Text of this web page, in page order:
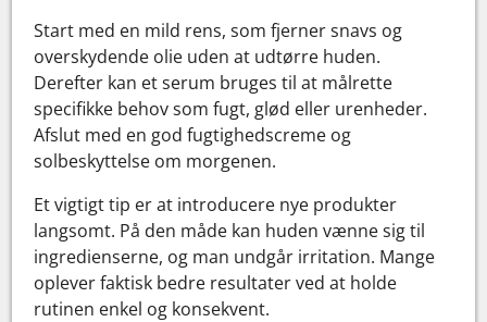
Start med en mild rens, som fjerner snavs og
overskydende olie uden at udtørre huden.
Derefter kan et serum bruges til at målrette
specifikke behov som fugt, glød eller urenheder.
Afslut med en god fugtighedscreme og
solbeskyttelse om morgenen.
Et vigtigt tip er at introducere nye produkter
langsomt. På den måde kan huden vænne sig til
ingredienserne, og man undgår irritation. Mange
oplever faktisk bedre resultater ved at holde
rutinen enkel og konsekvent.